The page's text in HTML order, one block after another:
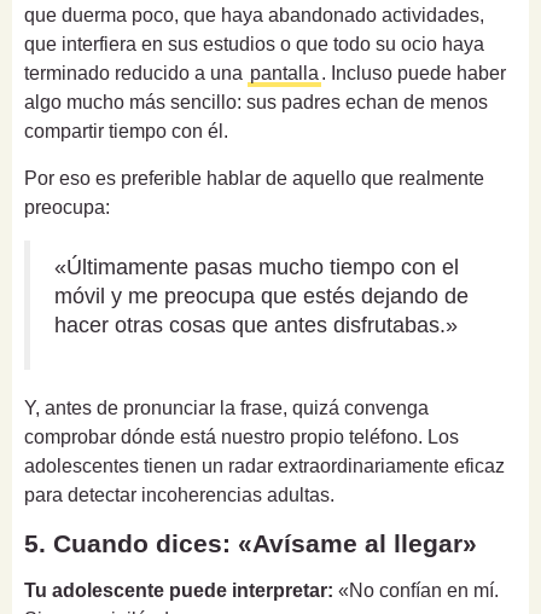
que duerma poco, que haya abandonado actividades,
que interfiera en sus estudios o que todo su ocio haya
terminado reducido a una pantalla . Incluso puede haber
algo mucho más sencillo: sus padres echan de menos
compartir tiempo con él.
Por eso es preferible hablar de aquello que realmente
preocupa:
«Últimamente pasas mucho tiempo con el
móvil y me preocupa que estés dejando de
hacer otras cosas que antes disfrutabas.»
Y, antes de pronunciar la frase, quizá convenga
comprobar dónde está nuestro propio teléfono. Los
adolescentes tienen un radar extraordinariamente eficaz
para detectar incoherencias adultas.
5. Cuando dices: «Avísame al llegar»
Tu adolescente puede interpretar: «No confían en mí.